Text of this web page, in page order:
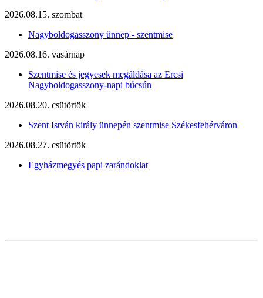
2026.08.15. szombat
Nagyboldogasszony ünnep - szentmise
2026.08.16. vasárnap
Szentmise és jegyesek megáldása az Ercsi
Nagyboldogasszony-napi búcsún
2026.08.20. csütörtök
Szent István király ünnepén szentmise Székesfehérváron
2026.08.27. csütörtök
Egyházmegyés papi zarándoklat